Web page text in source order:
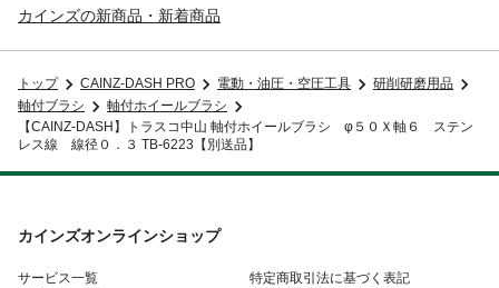
カインズの新商品・新着商品
トップ CAINZ-DASH PRO 電動・油圧・空圧工具
研削研磨用品
軸付ブラシ
軸付ホイールブラシ
【CAINZ-DASH】トラスコ中山 軸付ホイールブラシ φ５０Ｘ軸６ ステン
レス線 線径０．３ TB-6223【別送品】
カインズオンラインショップ
サービス一覧
特定商取引法に基づく表記